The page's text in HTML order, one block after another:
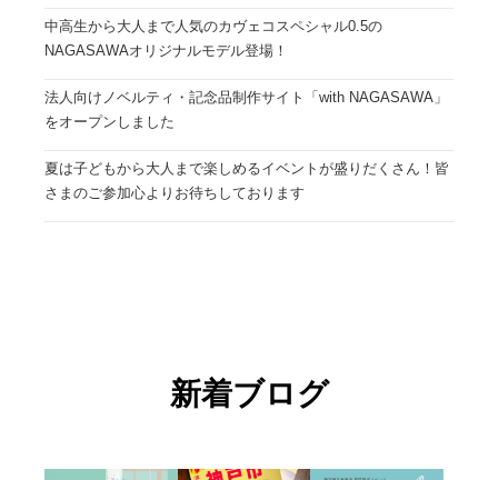
中高生から大人まで人気のカヴェコスペシャル0.5の
NAGASAWAオリジナルモデル登場！
法人向けノベルティ・記念品制作サイト「with NAGASAWA」
をオープンしました
夏は子どもから大人まで楽しめるイベントが盛りだくさん！皆
さまのご参加心よりお待ちしております
新着ブログ